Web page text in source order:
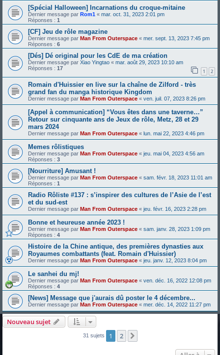
[Spécial Halloween] Incarnations du croque-mitaine
Dernier message par Rom1 « mar. oct. 31, 2023 2:01 pm
Réponses : 1
[CF] Jeu de rôle magazine
Dernier message par Man From Outerspace « mer. sept. 13, 2023 7:45 pm
Réponses : 6
[Dés] Dé original pour les CdE de ma création
Dernier message par Xiao Yingtao « mar. août 29, 2023 10:10 am
Réponses : 17 1 2
Romain d'Huissier en live sur la chaîne de Zilford - très
grand fan du manga historique Kingdom
Dernier message par Man From Outerspace « ven. juil. 07, 2023 8:26 pm
[Appel à communication] “Vous êtes dans une taverne…”
Retour sur cinquante ans de Jeux de rôle, Metz, 28 et 29
mars 2024
Dernier message par Man From Outerspace « lun. mai 22, 2023 4:46 pm
Memes rôlistiques
Dernier message par Man From Outerspace « jeu. mai 04, 2023 4:56 am
Réponses : 3
[Nourriture] Amusant !
Dernier message par Man From Outerspace « sam. févr. 18, 2023 11:01 am
Réponses : 1
Radio Rôliste #137 : s’inspirer des cultures de l’Asie de l’est
et du sud-est
Dernier message par Man From Outerspace « jeu. févr. 16, 2023 2:28 pm
Bonne et heureuse année 2023 !
Dernier message par Man From Outerspace « sam. janv. 28, 2023 1:09 pm
Réponses : 4
Histoire de la Chine antique, des premières dynasties aux
Royaumes combattants (feat. Romain d'Huissier)
Dernier message par Man From Outerspace « jeu. janv. 12, 2023 8:04 pm
Le sanhei du mj!
Dernier message par Man From Outerspace « ven. déc. 16, 2022 12:08 pm
Réponses : 4
[News] Message que j'aurais dû poster le 4 décembre...
Dernier message par Man From Outerspace « mer. déc. 14, 2022 11:27 pm
Nouveau sujet
31 sujets 1 2